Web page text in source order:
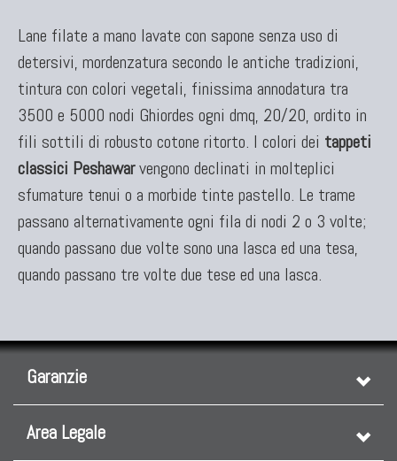
TAPPETI ANTICHI DA COLLEZIONE
Tappeti Anatolici Antichi
Tappeti Cinesi Antichi
Tappeti Turcomanni Antichi
Lane filate a mano lavate con sapone senza uso di
detersivi, mordenzatura secondo le antiche tradizioni,
tintura con colori vegetali, finissima annodatura tra
3500 e 5000 nodi Ghiordes ogni dmq, 20/20, ordito in
fili sottili di robusto cotone ritorto. I colori dei tappeti
classici Peshawarvengono declinati in molteplici
sfumature tenui o a morbide tinte pastello. Le trame
passano alternativamente ogni fila di nodi 2 o 3 volte;
quando passano due volte sono una lasca ed una tesa,
quando passano tre volte due tese ed una lasca.
Garanzie
Area Legale